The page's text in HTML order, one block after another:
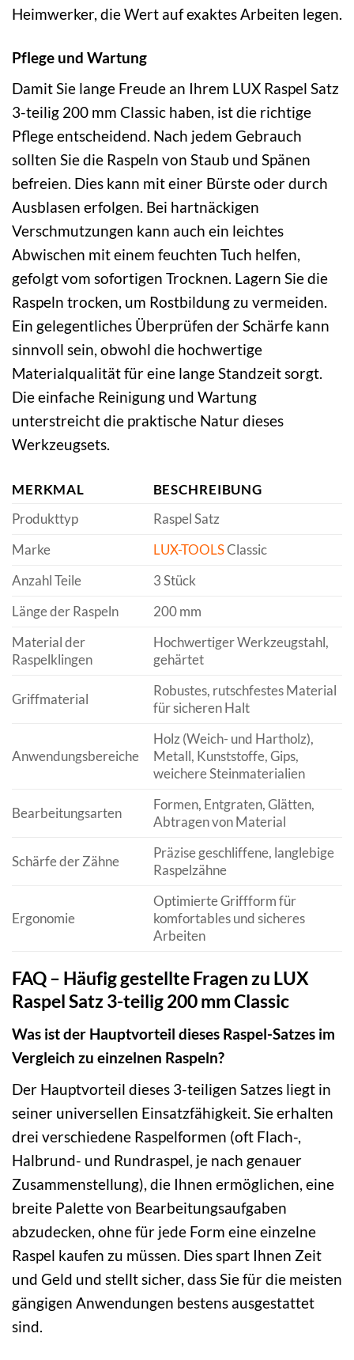
Heimwerker, die Wert auf exaktes Arbeiten legen.
Pflege und Wartung
Damit Sie lange Freude an Ihrem LUX Raspel Satz
3-teilig 200 mm Classic haben, ist die richtige
Pflege entscheidend. Nach jedem Gebrauch
sollten Sie die Raspeln von Staub und Spänen
befreien. Dies kann mit einer Bürste oder durch
Ausblasen erfolgen. Bei hartnäckigen
Verschmutzungen kann auch ein leichtes
Abwischen mit einem feuchten Tuch helfen,
gefolgt vom sofortigen Trocknen. Lagern Sie die
Raspeln trocken, um Rostbildung zu vermeiden.
Ein gelegentliches Überprüfen der Schärfe kann
sinnvoll sein, obwohl die hochwertige
Materialqualität für eine lange Standzeit sorgt.
Die einfache Reinigung und Wartung
unterstreicht die praktische Natur dieses
Werkzeugsets.
MERKMAL
BESCHREIBUNG
Produkttyp
Raspel Satz
Marke
LUX-TOOLSClassic
Anzahl Teile
3 Stück
Länge der Raspeln
200 mm
Material der
Raspelklingen
Hochwertiger Werkzeugstahl,
gehärtet
Griffmaterial
Robustes, rutschfestes Material
für sicheren Halt
Anwendungsbereiche
Holz (Weich- und Hartholz),
Metall, Kunststoffe, Gips,
weichere Steinmaterialien
Bearbeitungsarten
Formen, Entgraten, Glätten,
Abtragen von Material
Schärfe der Zähne
Präzise geschliffene, langlebige
Raspelzähne
Ergonomie
Optimierte Griffform für
komfortables und sicheres
Arbeiten
FAQ – Häufig gestellte Fragen zu LUX
Raspel Satz 3-teilig 200 mm Classic
Was ist der Hauptvorteil dieses Raspel-Satzes im
Vergleich zu einzelnen Raspeln?
Der Hauptvorteil dieses 3-teiligen Satzes liegt in
seiner universellen Einsatzfähigkeit. Sie erhalten
drei verschiedene Raspelformen (oft Flach-,
Halbrund- und Rundraspel, je nach genauer
Zusammenstellung), die Ihnen ermöglichen, eine
breite Palette von Bearbeitungsaufgaben
abzudecken, ohne für jede Form eine einzelne
Raspel kaufen zu müssen. Dies spart Ihnen Zeit
und Geld und stellt sicher, dass Sie für die meisten
gängigen Anwendungen bestens ausgestattet
sind.